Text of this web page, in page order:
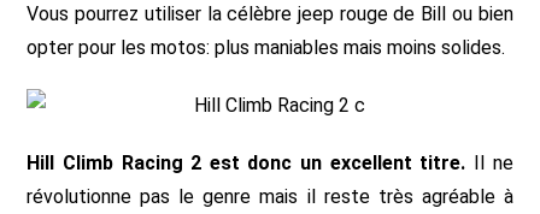
Vous pourrez utiliser la célèbre jeep rouge de Bill ou bien
opter pour les motos: plus maniables mais moins solides.
Hill Climb Racing 2 est donc un excellent titre. Il ne
révolutionne pas le genre mais il reste très agréable à